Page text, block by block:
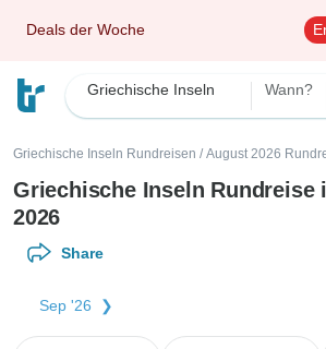
Deals der Woche
Griechische Inseln Wann?
Griechische Inseln Rundreisen / August 2026
Griechische Inseln Rundreise
2026
Share
Sep '26